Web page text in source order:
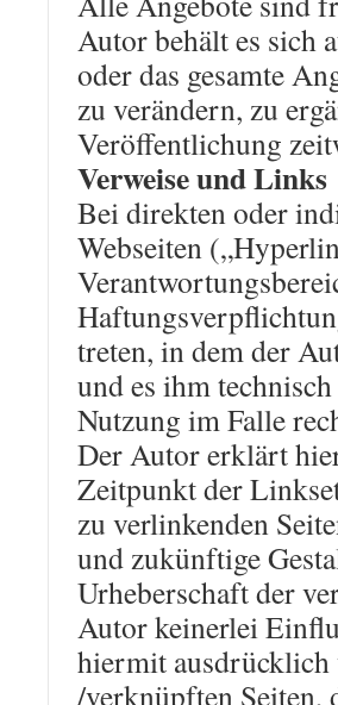
Autor behält es sich
oder das gesamte
zu verändern, zu
Veröffentlichung
Verweise und Links
Bei direkten oder
Webseiten
treten, in dem der
und es ihm
Nutzung im Falle
Der Autor erklärt
Zeitpunkt der
zu verlinkenden
und zukünftige
Urheberschaft der
Autor keinerlei
hiermit
/verknüpften Seiten,